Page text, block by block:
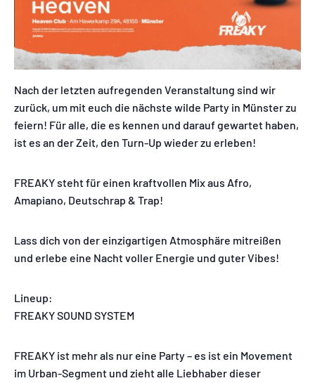
Nach der letzten aufregenden Veranstaltung sind wir
zurück, um mit euch die nächste wilde Party in Münster zu
feiern! Für alle, die es kennen und darauf gewartet haben,
ist es an der Zeit, den Turn-Up wieder zu erleben!
FREAKY steht für einen kraftvollen Mix aus Afro,
Amapiano, Deutschrap & Trap!
Lass dich von der einzigartigen Atmosphäre mitreißen
und erlebe eine Nacht voller Energie und guter Vibes!
Lineup:
FREAKY SOUND SYSTEM
FREAKY ist mehr als nur eine Party – es ist ein Movement
im Urban-Segment und zieht alle Liebhaber dieser